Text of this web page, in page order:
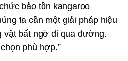
bảo tồn kangaroo
ta cần một giải pháp hiệu
vật bất ngờ đi qua đường.
phù hợp.”